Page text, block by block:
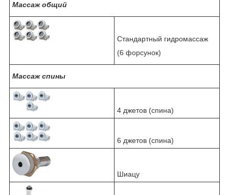
Массаж общий
Стандартный гидромассаж
(6 форсунок)
Массаж спины
4 джетов (спина)
6 джетов (спина)
Шиацу